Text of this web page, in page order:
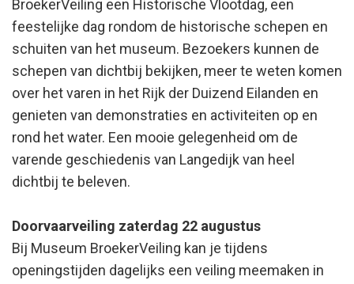
BroekerVeiling een Historische Vlootdag, een
feestelijke dag rondom de historische schepen en
schuiten van het museum. Bezoekers kunnen de
schepen van dichtbij bekijken, meer te weten komen
over het varen in het Rijk der Duizend Eilanden en
genieten van demonstraties en activiteiten op en
rond het water. Een mooie gelegenheid om de
varende geschiedenis van Langedijk van heel
dichtbij te beleven.
Doorvaarveiling zaterdag 22 augustus
Bij Museum BroekerVeiling kan je tijdens
openingstijden dagelijks een veiling meemaken in